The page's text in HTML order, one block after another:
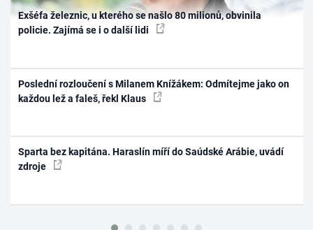
Exšéfa železnic, u kterého se našlo 80 milionů, obvinila
policie. Zajímá se i o další lidi
Poslední rozloučení s Milanem Knížákem: Odmítejme jako on
každou lež a faleš, řekl Klaus
Sparta bez kapitána. Haraslín míří do Saúdské Arábie, uvádí
zdroje